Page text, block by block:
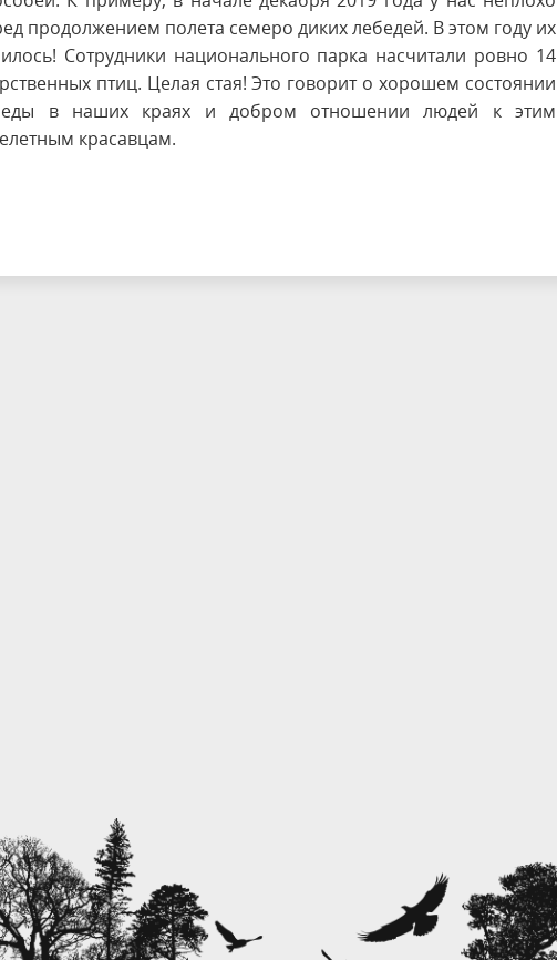
продолжением полета семеро диких лебедей. В этом году их
Сотрудники национального парка насчитали ровно 14
птиц. Целая стая! Это говорит о хорошем состоянии
в наших краях и добром отношении людей к этим
красавцам.